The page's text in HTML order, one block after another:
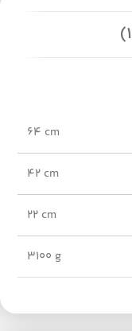
64 cm
42 cm
22 cm
3100 g